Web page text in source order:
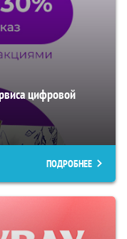
цифровой
ПОДРОБНЕЕ